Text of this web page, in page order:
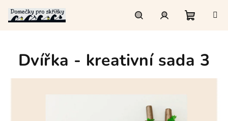
obsah
košík
Dvířka - kreativní sada 3